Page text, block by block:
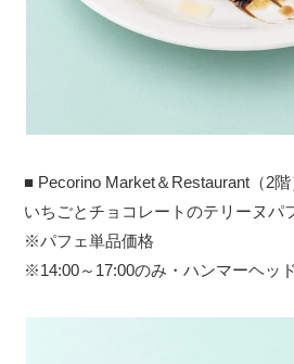
■ Pecorino Market＆Restaurant（2階
いちごとチョコレートのテリーヌパ
※パフェ単品価格
※14:00～17:00のみ・ハンマーヘッ